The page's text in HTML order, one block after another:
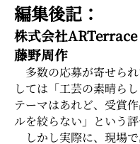
編集後記：
株式会社
藤野周作
多数の応募が寄せら
しては「工芸の素晴ら
テーマはあれど、受賞
ルを絞らない」という
しかし実際に、現場